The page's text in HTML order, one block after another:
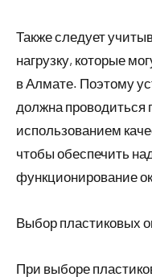
Также следует
нагрузку, которые
в Алмате. Поэтому
должна
использованием
чтобы обеспечить
функционирование
Выбор пластиковых
При выборе